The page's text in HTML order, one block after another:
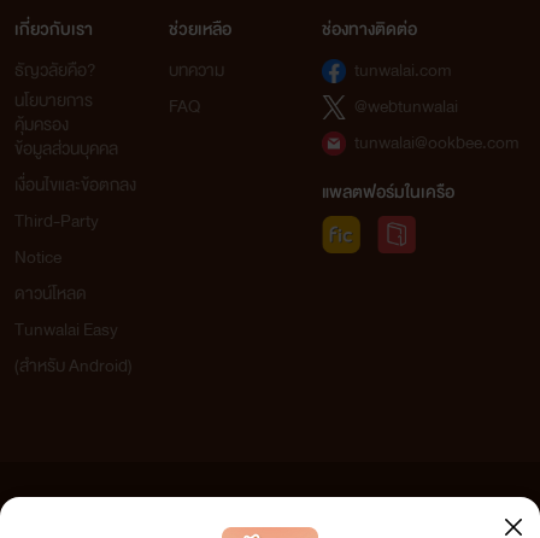
เกี่ยวกับเรา
ธัญวลัยคือ?
นโยบายการ
คุ้มครอง
ข้อมูลส่วนบุคคล
เงื่อนไขและข้อตกลง
Third-Party
Notice
ดาวน์โหลด
Tunwalai Easy
(สำหรับ Android)
ช่วยเหลือ
บทความ
FAQ
ช่องทางติดต่อ
tunwalai.com
@webtunwalai
tunwalai@ookbee.com
แพลตฟอร์มในเครือ